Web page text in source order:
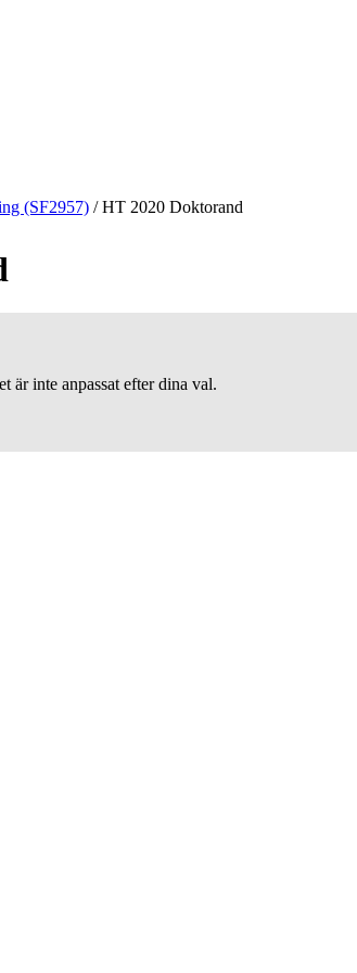
(SF2957) /HT 2020 Doktorand
är inte anpassat efter dina val.